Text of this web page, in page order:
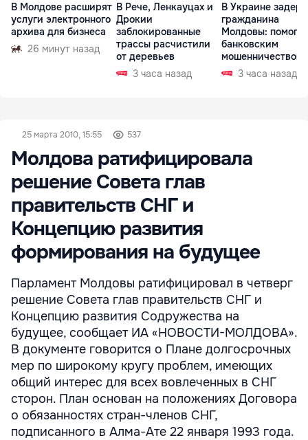
В Молдове расширят
услуги электронного
архива для бизнеса
26 минут назад
В Рече, Ленкауцах и
Дрокии
заблокированные
трассы расчистили
от деревьев
3 часа назад
В Украине
гражданина
Молдовы:
банковским
мошенничеством
Чехии3 часа назад
25 марта 2010, 15:55 537
Молдова ратифицировала
решение Совета глав
правительств СНГ и
Концепцию развития
формирования на будущее
Парламент Молдовы ратифицировал в четверг
решение Совета глав правительств СНГ и
Концепцию развития Содружества на
будущее, сообщает ИА «НОВОСТИ-МОЛДОВА».
В документе говорится о Плане долгосрочных
мер по широкому кругу проблем, имеющих
общий интерес для всех вовлеченных в СНГ
сторон. План основан на положениях Договора
о обязанностях стран-членов СНГ,
подписанного в Алма-Ате 22 января 1993 года.